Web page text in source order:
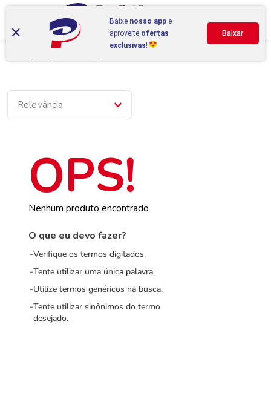
Relevância
Nenhum produto encontrado
O que eu devo fazer?
Verifique os termos digitados.
Tente utilizar uma única palavra.
Utilize termos genéricos na busca.
Tente utilizar sinônimos do termo
desejado.
Baixe nosso app e
aproveite ofertas
exclusivas!
Baixar